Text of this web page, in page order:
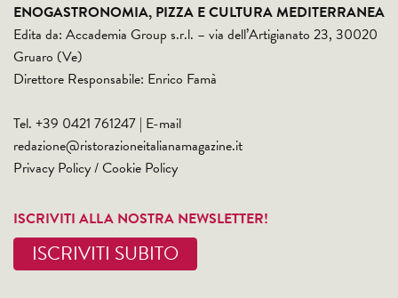
ENOGASTRONOMIA, PIZZA E CULTURA MEDITERRANEA
Edita da: Accademia Group s.r.l. – via dell’Artigianato 23, 30020
Gruaro (Ve)
Direttore Responsabile: Enrico Famà
Tel. +39 0421 761247 | E-mail
redazione@ristorazioneitalianamagazine.it
Privacy Policy/Cookie Policy
ISCRIVITI ALLA NOSTRA NEWSLETTER!
ISCRIVITI SUBITO